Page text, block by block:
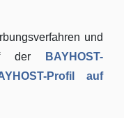
und
der
BAYHOST-
Profil auf